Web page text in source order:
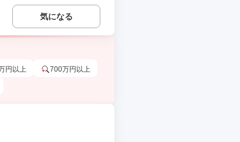
気になる
円以上 700万円以上